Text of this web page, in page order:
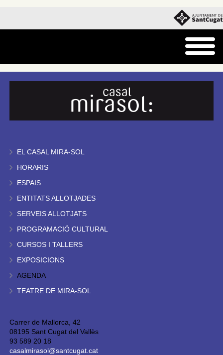
EL CASAL MIRA-SOL
HORARIS
ESPAIS
ENTITATS ALLOTJADES
SERVEIS ALLOTJATS
PROGRAMACIÓ CULTURAL
CURSOS I TALLERS
EXPOSICIONS
AGENDA
TEATRE DE MIRA-SOL
Carrer de Mallorca, 42
08195 Sant Cugat del Vallès
93 589 20 18
casalmirasol@santcugat.cat